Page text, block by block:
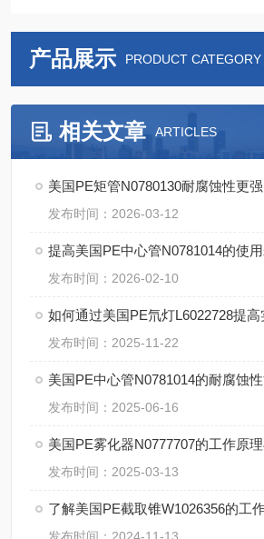
产品展示 PRODUCT CATEGORY
相关文章 ARTICLES
美国PE矩管N0780130耐腐蚀性更
发布时间：2026-03-12
发布时间：2026-02-10
如何通过美国PE氘灯L6022728提高
发布时间：2025-11-22
发布时间：2025-06-16
美国PE雾化器N0777707的工作原
发布时间：2025-03-13
了解美国PE截取锥W1026356的工